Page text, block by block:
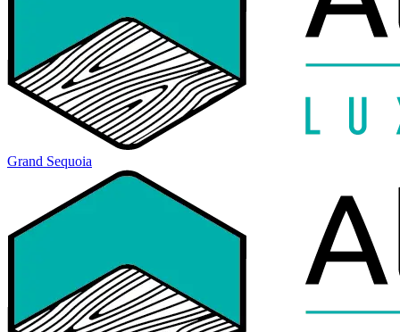
Grand Sequoia